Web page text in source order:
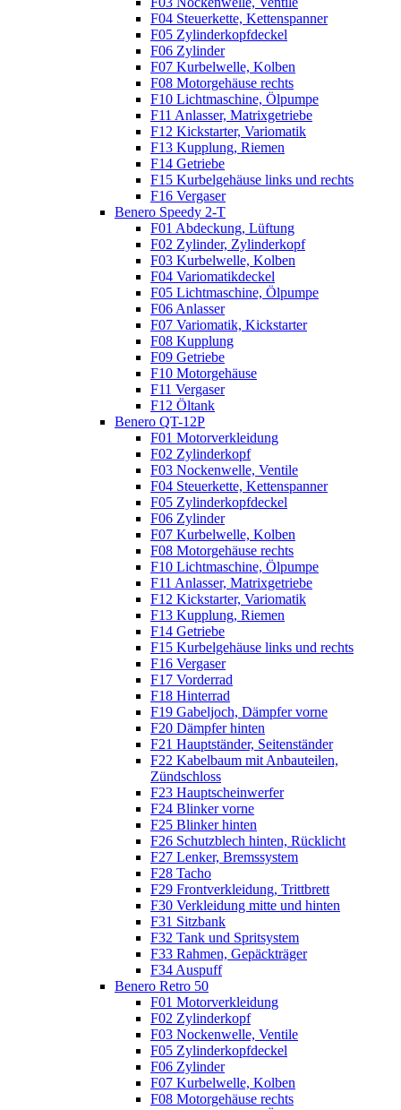
F04 Steuerkette, Kettenspanner
F05 Zylinderkopfdeckel
F06 Zylinder
F07 Kurbelwelle, Kolben
F08 Motorgehäuse rechts
F10 Lichtmaschine, Ölpumpe
F11 Anlasser, Matrixgetriebe
F12 Kickstarter, Variomatik
F13 Kupplung, Riemen
F14 Getriebe
F15 Kurbelgehäuse links und rechts
F16 Vergaser
Benero Speedy 2-T
F01 Abdeckung, Lüftung
F02 Zylinder, Zylinderkopf
F03 Kurbelwelle, Kolben
F04 Variomatikdeckel
F05 Lichtmaschine, Ölpumpe
F06 Anlasser
F07 Variomatik, Kickstarter
F08 Kupplung
F09 Getriebe
F10 Motorgehäuse
F11 Vergaser
F12 Öltank
Benero QT-12P
F01 Motorverkleidung
F02 Zylinderkopf
F03 Nockenwelle, Ventile
F04 Steuerkette, Kettenspanner
F05 Zylinderkopfdeckel
F06 Zylinder
F07 Kurbelwelle, Kolben
F08 Motorgehäuse rechts
F10 Lichtmaschine, Ölpumpe
F11 Anlasser, Matrixgetriebe
F12 Kickstarter, Variomatik
F13 Kupplung, Riemen
F14 Getriebe
F15 Kurbelgehäuse links und rechts
F16 Vergaser
F17 Vorderrad
F18 Hinterrad
F19 Gabeljoch, Dämpfer vorne
F20 Dämpfer hinten
F21 Hauptständer, Seitenständer
F22 Kabelbaum mit Anbauteilen,
Zündschloss
F23 Hauptscheinwerfer
F24 Blinker vorne
F25 Blinker hinten
F26 Schutzblech hinten, Rücklicht
F27 Lenker, Bremssystem
F28 Tacho
F29 Frontverkleidung, Trittbrett
F30 Verkleidung mitte und hinten
F31 Sitzbank
F32 Tank und Spritsystem
F33 Rahmen, Gepäckträger
F34 Auspuff
Benero Retro 50
F01 Motorverkleidung
F02 Zylinderkopf
F03 Nockenwelle, Ventile
F05 Zylinderkopfdeckel
F06 Zylinder
F07 Kurbelwelle, Kolben
F08 Motorgehäuse rechts